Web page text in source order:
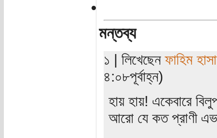
মন্তব্য
১ | লিখেছেন ফাহিম
৪:০৮পূর্বাহ্ন)
হায় হায়! একেবারে
আরো যে কত প্রাণী